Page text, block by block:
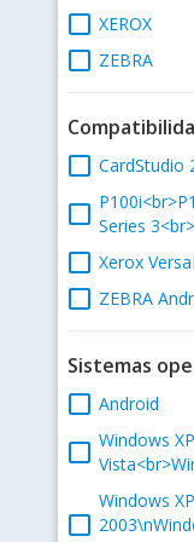
check_box_outline_blank XEROX
check_box_outline_blank ZEBRA
check_box_outline_blank CardStudio
check_box_outline_blank Series
check_box_outline_blank Xerox
check_box_outline_blank ZEBRA
Sistemas
check_box_outline_blank Android
check_box_outline_blank Windows
check_box_outline_blank
Windows